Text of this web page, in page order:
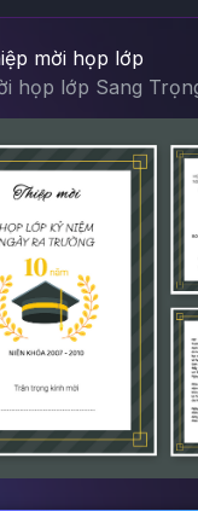
mời họp lớp
họp lớp Sang